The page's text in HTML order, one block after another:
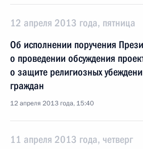
12 апреля 2013 года, пятница
Об исполнении поручения
о проведении обсуждения
о защите религиозных
граждан
12 апреля 2013 года, 15:40
11 апреля 2013 года, четверг